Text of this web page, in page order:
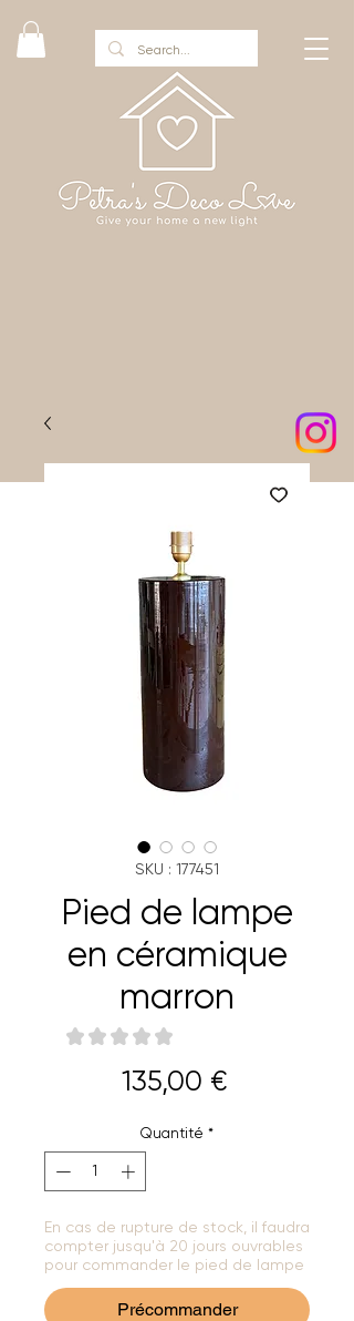
SKU : 177451
Pied de lampe
en céramique
marron
★ ★ ★ ★ ★
135,00 €Prix
Quantité *
En cas de rupture de stock, il faudra
compter jusqu'à 20 jours ouvrables
pour commander le pied de lampe
Précommander